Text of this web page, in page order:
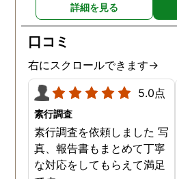
詳細を見る
口コミ
右にスクロールできます→
5.0点
素行調査
素行調査を依頼しました 写
真、報告書もまとめて丁寧
な対応をしてもらえて満足